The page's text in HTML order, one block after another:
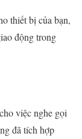
thiết bị của bạn,
động trong
việc nghe gọi
đã tích hợp